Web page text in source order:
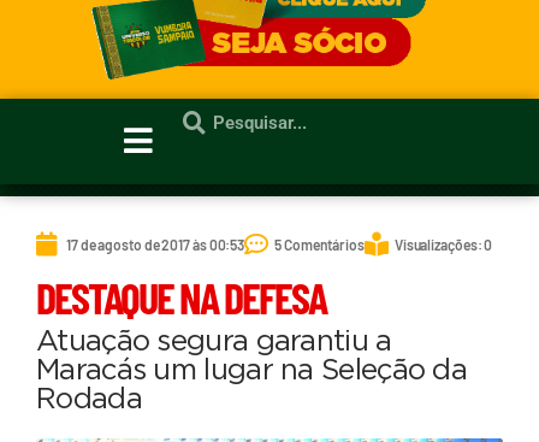
17 de agosto de 2017 às 00:53 5 Comentários Visualizações: 0
DESTAQUE NA DEFESA
Atuação segura garantiu a
Maracás um lugar na Seleção da
Rodada